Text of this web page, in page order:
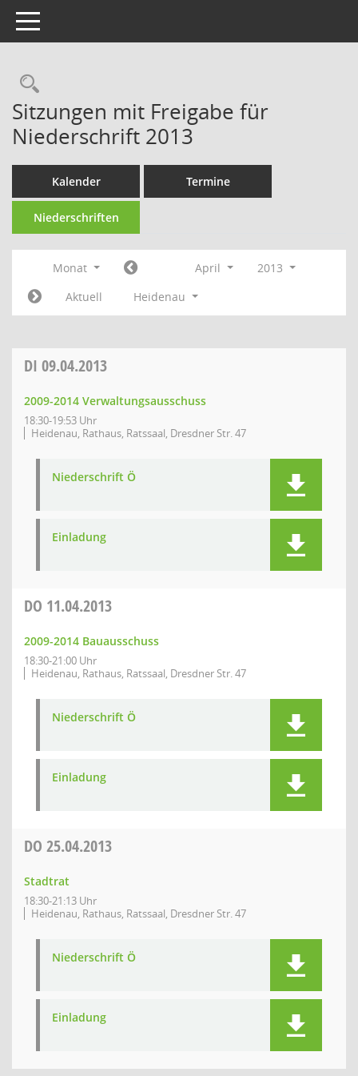
Toggle navigation
Rechercheauswahl
Sitzungen mit Freigabe für
Niederschrift 2013
Kalender Termine
Niederschriften
Monat April
2013
Aktuell
Heidenau
DI 09.04.2013
2009-2014 Verwaltungsausschuss
18:30-19:53 Uhr
Heidenau, Rathaus, Ratssaal, Dresdner Str. 47
Niederschrift Ö
Einladung
DO 11.04.2013
2009-2014 Bauausschuss
18:30-21:00 Uhr
Heidenau, Rathaus, Ratssaal, Dresdner Str. 47
Niederschrift Ö
Einladung
DO 25.04.2013
Stadtrat
18:30-21:13 Uhr
Heidenau, Rathaus, Ratssaal, Dresdner Str. 47
Niederschrift Ö
Einladung